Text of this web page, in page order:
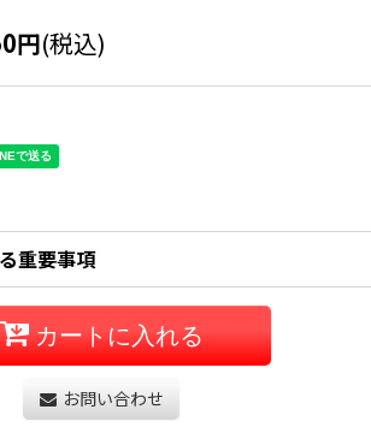
円(税込)
重要事項
カートに入れる
お問い合わせ